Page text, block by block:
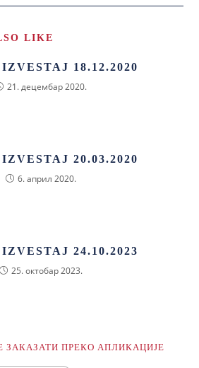
LIKE
18.12.2020
21. децембар 2020.
20.03.2020
6. април 2020.
24.10.2023
25. октобар 2023.
ЗАКАЗАТИ ПРЕКО АПЛИКАЦИЈЕ